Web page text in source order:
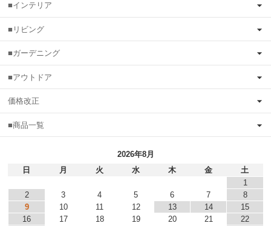
■インテリア
■リビング
■ガーデニング
■アウトドア
価格改正
■商品一覧
2026年8月
日
月 火 水 木 金
土
1
2
3 4 5 6 7
8
9
10 11 12 13 14
15
16
17 18 19 20 21
22